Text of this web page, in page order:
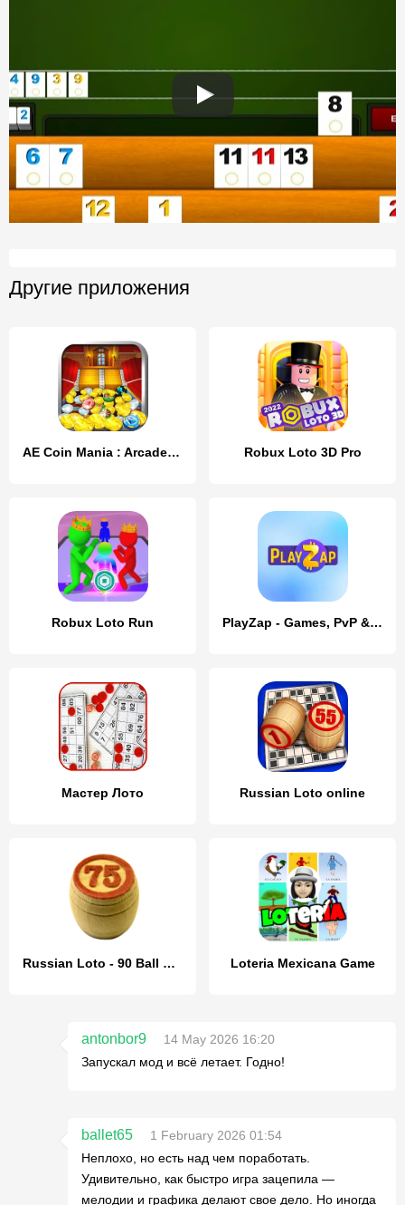
Другие приложения
AE Coin Mania : Arcade Fun Robux Loto 3D Pro
Robux Loto Run PlayZap - Games, PvP & Rewards
Мастер Лото Russian Loto online
Russian Loto - 90 Ball Bingo Loteria Mexicana Game
antonbor9
14 May 2026 16:20
Запускал мод и всё летает. Годно!
ballet65
1 February 2026 01:54
Неплохо, но есть над чем поработать.
Удивительно, как быстро игра зацепила —
мелодии и графика делают свое дело. Но иногда